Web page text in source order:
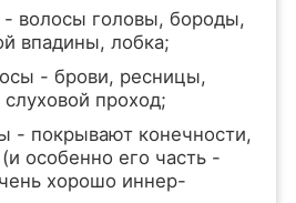
волосы головы, бороды,
впадины, лобка;
- брови, ресницы,
проход;
- покрывают конечности,
особенно его часть -
хорошо иннер-